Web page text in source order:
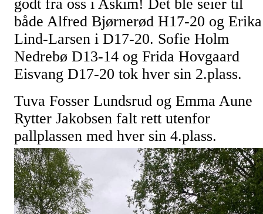
godt fra oss i Askim! Det ble seier til
både Alfred Bjørnerød H17-20 og Erika
Lind-Larsen i D17-20. Sofie Holm
Nedrebø D13-14 og Frida Hovgaard
Eisvang D17-20 tok hver sin 2.plass.
Tuva Fosser Lundsrud og Emma Aune
Rytter Jakobsen falt rett utenfor
pallplassen med hver sin 4.plass.